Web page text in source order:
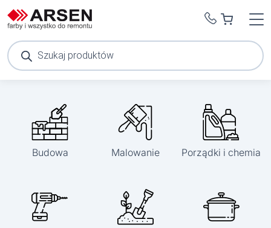
Wyszukiwarka
produktów
Budowa Malowanie Porządki i chemia